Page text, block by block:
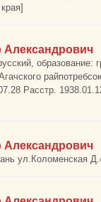
Александрович
образование:
Расстр.
Александрович
ул.Коломенская